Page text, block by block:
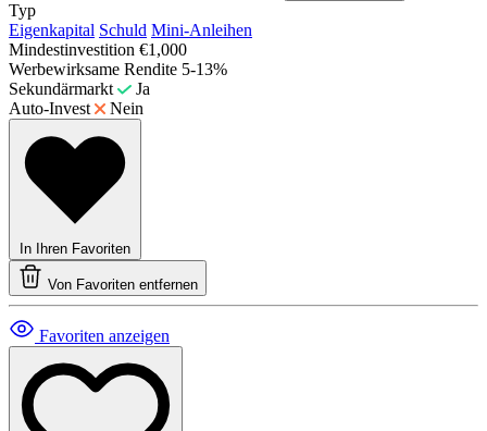
Typ
Eigenkapital Schuld Mini-Anleihen
Mindestinvestition €1,000
Werbewirksame Rendite 5-13%
Sekundärmarkt
Ja
Auto-Invest
Nein
In Ihren Favoriten
Von Favoriten entfernen
Favoriten anzeigen